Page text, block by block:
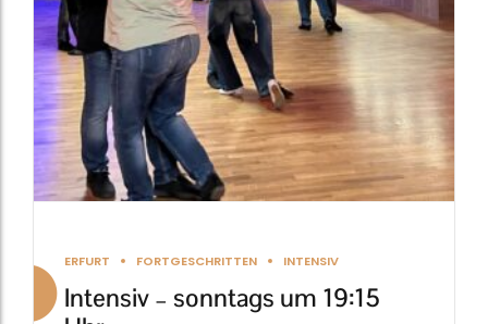
ERFURT FORTGESCHRITTEN INTENSIV
Intensiv – sonntags um 19:15
können
auf
der
Produktseite
gewählt
werden